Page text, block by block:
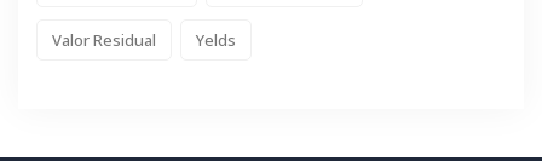
Valor Residual Yelds